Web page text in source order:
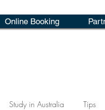
Online Booking
Study in Australia Tips